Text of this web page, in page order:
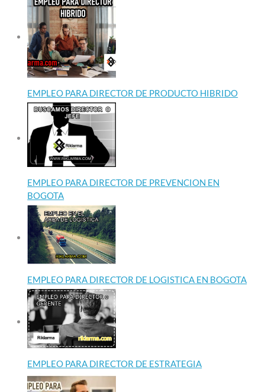
EMPLEO PARA DIRECTOR DE PRODUCTO HIBRIDO
EMPLEO PARA DIRECTOR DE PREVENCION EN
BOGOTA
EMPLEO PARA DIRECTOR DE LOGISTICA EN BOGOTA
EMPLEO PARA DIRECTOR DE ESTRATEGIA